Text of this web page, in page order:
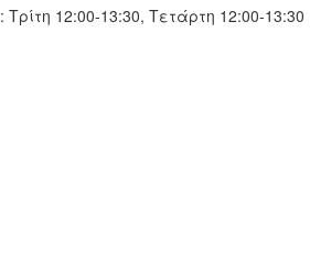
: Τρίτη 12:00-13:30, Τετάρτη 12:00-13:30